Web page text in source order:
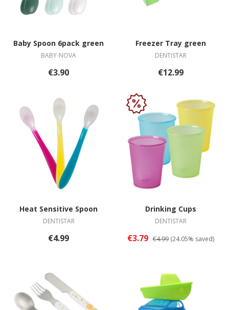
Baby Spoon 6pack green
BABY-NOVA
€3.90
Freezer Tray green
DENTISTAR
€12.99
Heat Sensitive Spoon
DENTISTAR
€4.99
Drinking Cups
DENTISTAR
€3.79 €4.99 (24.05% saved)